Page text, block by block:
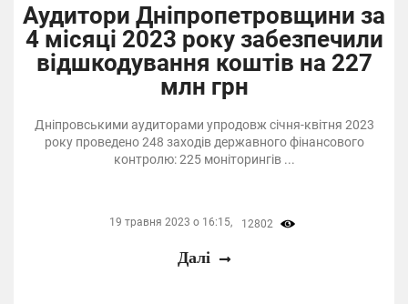
Аудитори Дніпропетровщини за
4 місяці 2023 року забезпечили
відшкодування коштів на 227
млн грн
Дніпровськими аудиторами упродовж січня-квітня 2023
року проведено 248 заходів державного фінансового
контролю: 225 моніторингів ...
19 травня 2023 о 16:15, 12802
Далі